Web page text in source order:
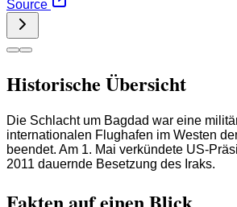
Source
Historische Übersicht
Die Schlacht um Bagdad war eine
internationalen Flughafen im Westen
beendet. Am 1. Mai verkündete US-
2011 dauernde Besetzung des Iraks.